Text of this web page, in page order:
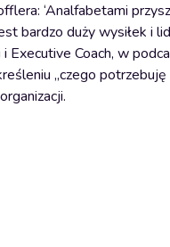
‘Analfabetami
bardzo duży wysiłek i
Coach, w
„czego potrzebuję